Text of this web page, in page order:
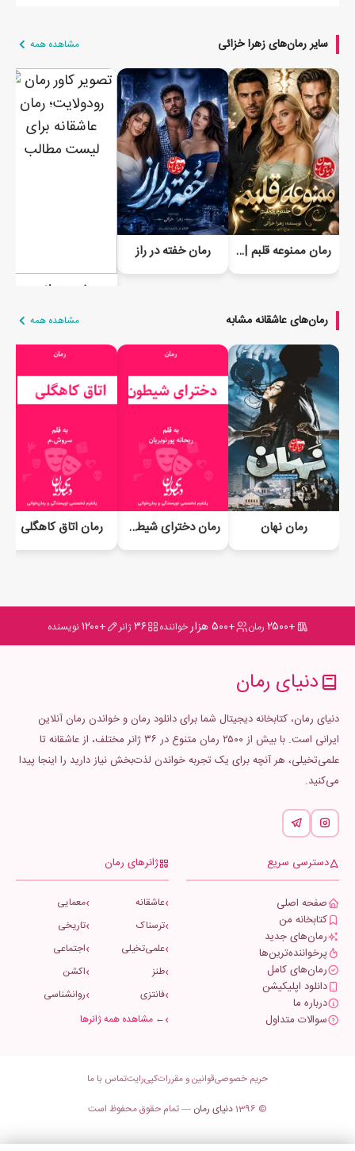
سایر رمان‌های زهرا خزائی مشاهده همه
رمان ممنوعه قلبم | جلد دوم رودولایت
رمان خفته در راز
رمان رودولایت
رمان‌های عاشقانه مشابه مشاهده همه
رمان نهان رمان دخترای شیطون رمان اتاق کاهگلی
+۲۵۰۰ رمان +۵۰۰ هزار خواننده ۳۶ژانر +۱۲۰۰ نویسنده
دنیای رمان
دنیای رمان، کتابخانه دیجیتال شما برای دانلود رمان و خواندن رمان آنلاین
ایرانی است. با بیش از ۲۵۰۰ رمان متنوع در ۳۶ ژانر مختلف، از عاشقانه تا
علمی‌تخیلی، هر آنچه برای یک تجربه خواندن لذت‌بخش نیاز دارید را اینجا پیدا
می‌کنید.
دسترسی سریع
صفحه اصلی
کتابخانه من
رمان‌های جدید
پرخواننده‌ترین‌ها
رمان‌های کامل
دانلود اپلیکیشن
درباره ما
سوالات متداول
ژانرهای رمان
عاشقانه
معمایی
ترسناک
تاریخی
علمی‌تخیلی
اجتماعی
طنز
اکشن
فانتزی
روانشناسی
← مشاهده همه ژانرها
© 1396 دنیای رمان — تمام حقوق محفوظ است
حریم خصوصیقوانین و مقرراتکپی‌رایتتماس با ما